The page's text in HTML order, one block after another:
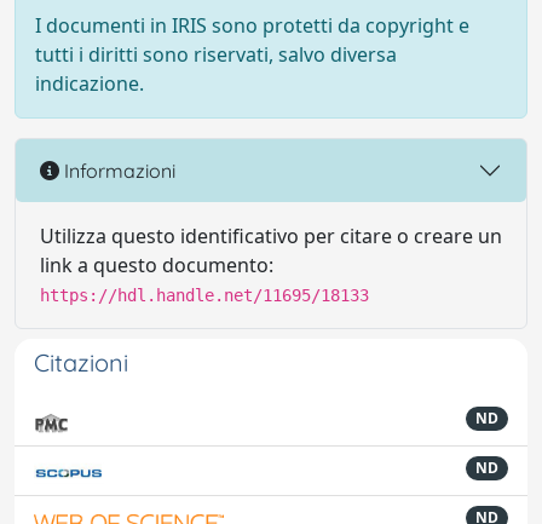
I documenti in IRIS sono protetti da copyright e
tutti i diritti sono riservati, salvo diversa
indicazione.
Informazioni
Utilizza questo identificativo per citare o creare un
link a questo documento:
https://hdl.handle.net/11695/18133
Citazioni
ND
ND
ND